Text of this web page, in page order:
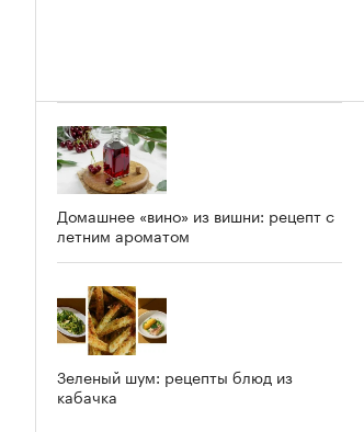
Домашнее «вино» из вишни: рецепт с
летним ароматом
Зеленый шум: рецепты блюд из
кабачка